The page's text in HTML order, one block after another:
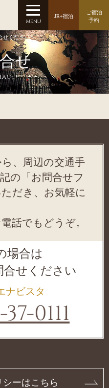
せください
せ
、周辺の交通手
の「お問合せフ
だき、お気軽に
話でもどうぞ。
場合は
合せください
ナビスタ
0111
ーはこちら
MENU
JR+宿泊
ご宿泊
予約